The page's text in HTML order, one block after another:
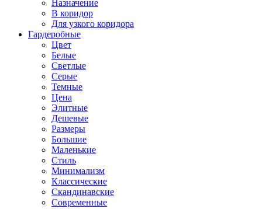
Назначение
В коридор
Для узкого коридора
Гардеробные
Цвет
Белые
Светлые
Серые
Темные
Цена
Элитные
Дешевые
Размеры
Большие
Маленькие
Стиль
Минимализм
Классические
Скандинавские
Современные